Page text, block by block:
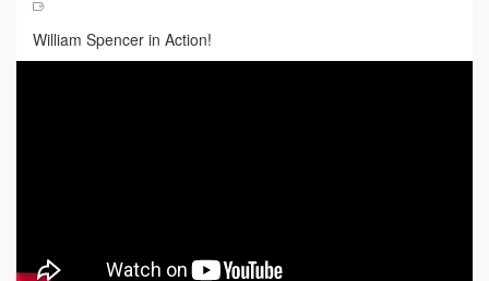
William Spencer in Action!